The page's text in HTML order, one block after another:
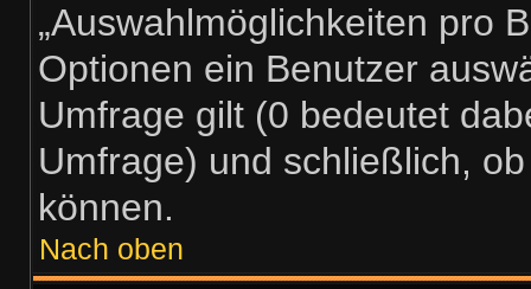
„Auswahlmöglichkeiten pro
Optionen ein Benutzer
Umfrage gilt (0 bedeutet
Umfrage) und schließlich,
können.
Nach oben